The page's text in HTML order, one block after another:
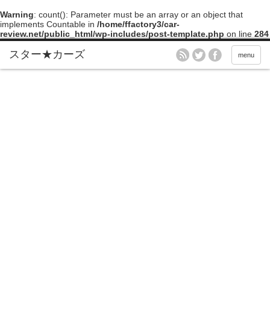
Warning: count(): Parameter must be an array or an object that
implements Countable in /home/ffactory3/car-
review.net/public_html/wp-includes/post-template.php on line 284
menu